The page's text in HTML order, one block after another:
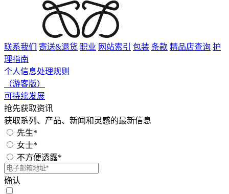
联系我们 寄送&退货 职业 网站索引 包装 条款 精品店查询 护
理指南
个人信息处理规则
（游客版）
可持续发展
抢先获取资讯
获取系列、产品、新闻和灵感的最新信息
先生*
女士*
不方便透露*
确认